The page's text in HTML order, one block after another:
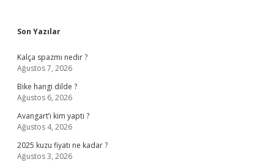
Sidebar
Son Yazılar
Kalça spazmı nedir ?
Ağustos 7, 2026
Bike hangi dilde ?
Ağustos 6, 2026
Avangart’ı kim yaptı ?
Ağustos 4, 2026
2025 kuzu fiyatı ne kadar ?
Ağustos 3, 2026